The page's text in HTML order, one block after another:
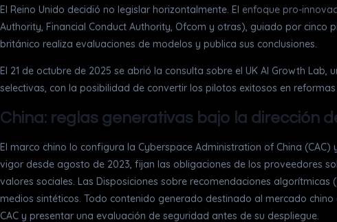
El Reino Unido decidió no legislar horizontalmente. El enfoque pro-
Authority, Financial Conduct Authority, Ofcom y otras), guiado por cinco
británico realiza evaluaciones de modelos y publica sus conclusiones.
El 21 de octubre de 2025 se abrió la consulta sobre el UK AI Growth
selectivas, con la posibilidad de convertir los pilotos exitosos en
China: reglas generativas bajo la dirección
El marco chino lo configura la Cyberspace Administration of China
vigor desde agosto de 2023, fijan las obligaciones de los proveedores
valores sociales. Las Disposiciones sobre recomendaciones
medios sintéticos. Todo contenido generado destinado al mercado
CAC y presentar una evaluación de seguridad antes de su despliegue.